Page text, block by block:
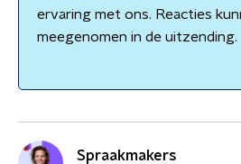
ervaring met ons. Reacties
meegenomen in de uitzending.
Spraakmakers